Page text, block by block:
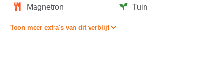
Magnetron Tuin
Toon meer extra's van dit verblijf